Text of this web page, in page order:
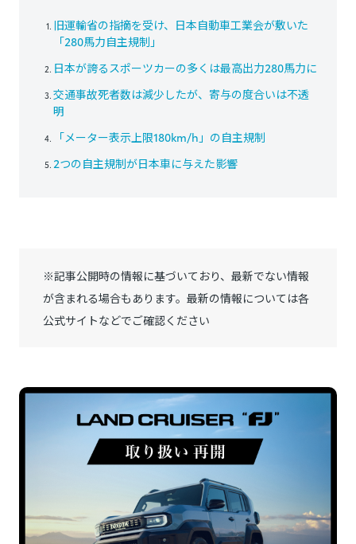
旧運輸省の指摘を受け、日本自動車工業会が敷いた
「280馬力自主規制」
日本が誇るスポーツカーの多くは最高出力280馬力に
交通事故死者数は減少したが、寄与の度合いは不透
明
「メーター表示上限180km/h」の自主規制
2つの自主規制が日本車に与えた影響
※記事公開時の情報に基づいており、最新でない情報
が含まれる場合もあります。最新の情報については各
公式サイトなどでご確認ください